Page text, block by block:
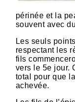
périnée et la
souvent avec
Les seuls
respectant les
fils
vers le 5e jour.
total pour que
achevée.